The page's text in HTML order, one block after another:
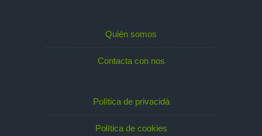
Quién somos
Contacta con nos
Política de privacidá
Política de cookies